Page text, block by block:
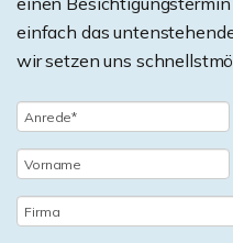
einfach das
wir setzen uns